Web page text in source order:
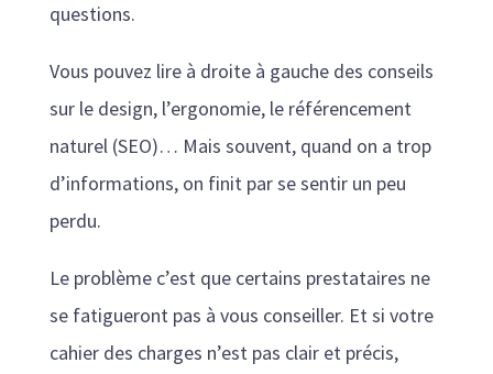
questions.
Vous pouvez lire à droite à gauche des conseils
sur le design, l’ergonomie, le référencement
naturel (SEO)… Mais souvent, quand on a trop
d’informations, on finit par se sentir un peu
perdu.
Le problème c’est que certains prestataires ne
se fatigueront pas à vous conseiller. Et si votre
cahier des charges n’est pas clair et précis,